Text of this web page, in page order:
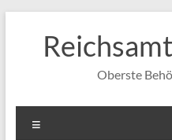
springen
Oberste